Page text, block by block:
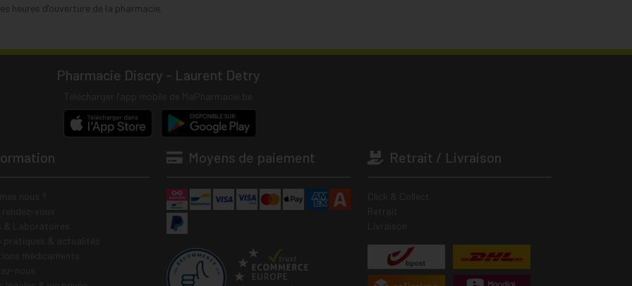
heures d’ouverture de la pharmacie.
Pharmacie Discry - Laurent Detry
Moyens de paiement Retrait / Livraison